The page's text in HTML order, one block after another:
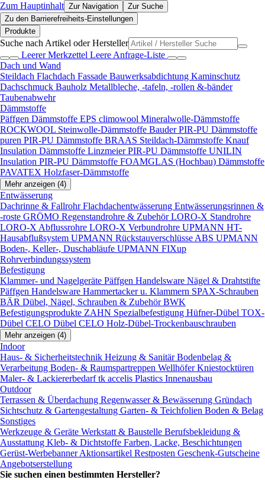
Zum Hauptinhalt Zur Navigation
Zur Suche
Zu den Barrierefreiheits-Einstellungen
Produkte
Suche nach Artikel oder Hersteller
Leerer Merkzettel Leere Anfrage-Liste
Dach und Wand
Steildach Flachdach Fassade Bauwerksabdichtung Kaminschutz
Dachschmuck Bauholz Metallbleche, -tafeln, -rollen &-bänder
Taubenabwehr
Dämmstoffe
Päffgen Dämmstoffe EPS climowool Mineralwolle-Dämmstoffe
ROCKWOOL Steinwolle-Dämmstoffe Bauder PIR-PU Dämmstoffe
puren PIR-PU Dämmstoffe BRAAS Steildach-Dämmstoffe Knauf
Insulation Dämmstoffe Linzmeier PIR-PU Dämmstoffe UNILIN
Insulation PIR-PU Dämmstoffe FOAMGLAS (Hochbau) Dämmstoffe
PAVATEX Holzfaser-Dämmstoffe
Mehr anzeigen (4)
Entwässerung
Dachrinne & FallrohrFlachdachentwässerung Entwässerungsrinnen &
-roste GRÖMO Regenstandrohre & ZubehörLORO-X Standrohre
LORO-X Abflussrohre LORO-X Verbundrohre UPMANN HT-
Hausabflußsystem UPMANN Rückstauverschlüsse ABS UPMANN
Boden-, Keller-, Duschabläufe UPMANN FIXup
Rohrverbindungssystem
Befestigung
Klammer- und Nagelgeräte Päffgen Handelsware Nägel & Drahtstifte
Päffgen Handelsware Hammertacker u. Klammern SPAX-Schrauben
BÄR Dübel, Nägel, Schrauben & ZubehörBWK
Befestigungsprodukte ZAHN Spezialbefestigung Hüfner-Dübel TOX-
Dübel CELO Dübel CELO Holz-Dübel-Trockenbauschrauben
Mehr anzeigen (4)
Indoor
Haus- & Sicherheitstechnik Heizung & SanitärBodenbelag &
Verarbeitung Boden- & Raumspartreppen Wellhöfer Kniestocktüren
Maler- & Lackiererbedarftk accelis Plastics Innenausbau
Outdoor
Terrassen & Überdachung Regenwasser & Bewässerung Gründach
Sichtschutz & Gartengestaltung Garten- & Teichfolien Boden & Belag
Sonstiges
Werkzeuge & Geräte Werkstatt & Baustelle Berufsbekleidung &
Ausstattung Kleb- & Dichtstoffe Farben, Lacke, Beschichtungen
Gerüst-WerbebannerAktionsartikel Restposten Geschenk-Gutscheine
Angebotserstellung
Sie suchen einen bestimmten Hersteller?